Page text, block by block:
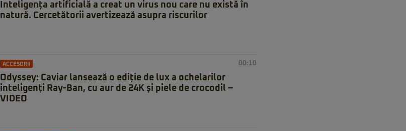
Inteligența artificială a creat un virus nou care nu există în
natură. Cercetătorii avertizează asupra riscurilor
ACCESORII 00:10
Odyssey: Caviar lansează o ediție de lux a ochelarilor
inteligenți Ray-Ban, cu aur de 24K și piele de crocodil –
VIDEO